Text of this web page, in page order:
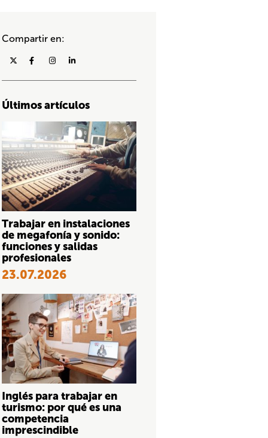
Compartir en:
Últimos artículos
Trabajar en instalaciones
de megafonía y sonido:
funciones y salidas
profesionales
23.07.2026
Inglés para trabajar en
turismo: por qué es una
competencia
imprescindible